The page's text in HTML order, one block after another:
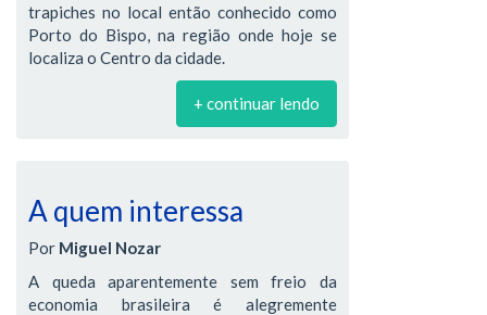
trapiches no local então conhecido como
Porto do Bispo, na região onde hoje se
localiza o Centro da cidade.
+ continuar lendo
A quem interessa
Por Miguel Nozar
A queda aparentemente sem freio da
economia brasileira é alegremente